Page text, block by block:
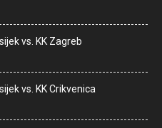
vs. KK Zagreb
vs. KK Crikvenica